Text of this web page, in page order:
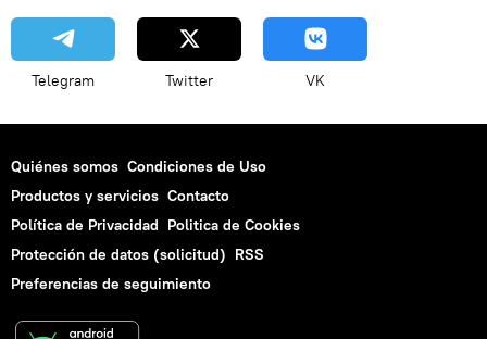
Telegram Twitter VK
Quiénes somos Condiciones de Uso
Productos y servicios Contacto
Política de Privacidad Politica de Cookies
Protección de datos (solicitud) RSS
Preferencias de seguimiento